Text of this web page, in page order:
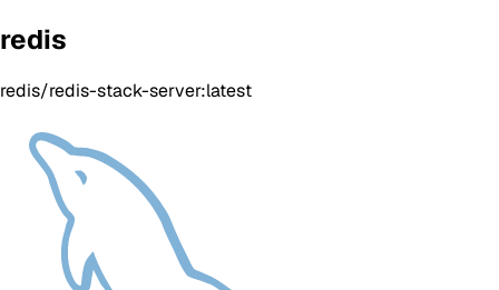
redis
redis/redis-stack-server:latest